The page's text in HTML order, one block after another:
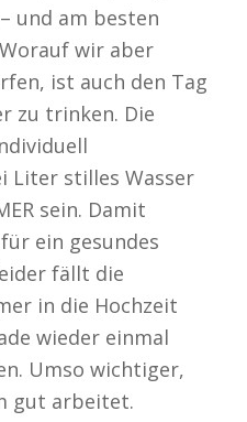
und am besten
wir aber
ist auch den Tag
zu trinken. Die
Liter stilles Wasser
sein. Damit
ein gesundes
fällt die
in die Hochzeit
wieder einmal
Umso wichtiger,
gut arbeitet.